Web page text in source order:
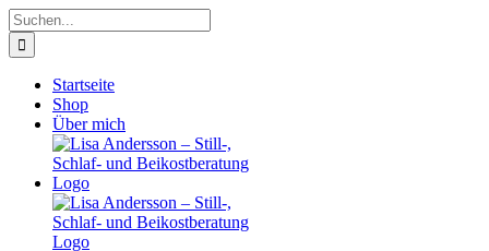
Zum
Inhalt
springen
Suche
nach:
Startseite
Shop
Über mich